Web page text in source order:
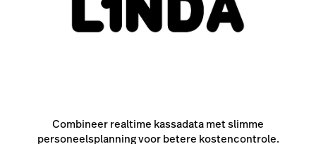
Combineer realtime kassadata met slimme
personeelsplanning voor betere kostencontrole.